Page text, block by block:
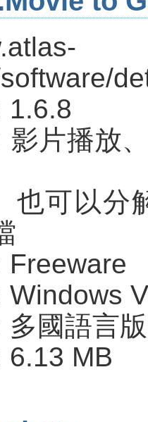
1.6.8
影片播放
解
Freeware
Windows
多國語言
6.13 MB